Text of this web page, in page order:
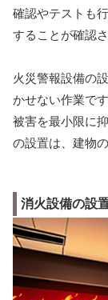
確認やテストも
することが確認さ
火災警報設備の
かせない作業で
被害を最小限に
の設置は、建物
消火設備の設